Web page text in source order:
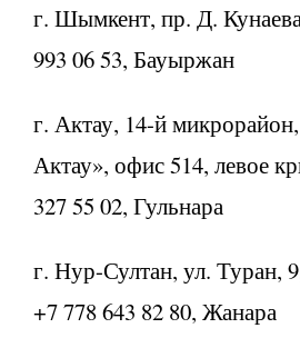
г. Шымкент, пр. Д.
993 06 53, Бауыржан
г. Актау, 14-й
Актау», офис 514, левое
327 55 02, Гульнара
г. Нур-Султан, ул. Туран,
+7 778 643 82 80, Жанара